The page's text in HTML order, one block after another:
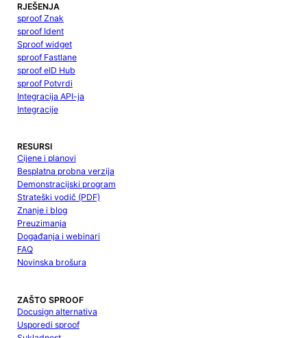
RJEŠENJA
sproof Znak
sproof Ident
Sproof widget
sproof Fastlane
sproof eID Hub
sproof Potvrdi
Integracija API-ja
Integracije
RESURSI
Cijene i planovi
Besplatna probna verzija
Demonstracijski program
Strateški vodič (PDF)
Znanje i blog
Preuzimanja
Događanja i webinari
FAQ
Novinska brošura
ZAŠTO SPROOF
Docusign alternativa
Usporedi sproof